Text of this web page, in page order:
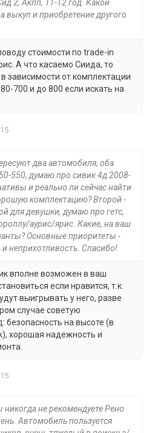
2, Акпп, 11-12 год. Какой
выкуп и приобретение другого
стоимости по trade-in
А что касаемо Сиида, то
от комплектации
700 и до 800 если искать на
два автомобиля, оба
550, думаю про сивик 4д 2008-
и реально ли сейчас найти
комплектацию? Второй -
для девушки, думаю про гетс,
аурис/ярис. Какие, на ваш
Основные приоритеты -
неприхотливость. Спасибо!
вполне возможен в ваш
если нравится, т.к.
выигрывать у него, разве
случае советую
безопасность на высоте (в
хорошая надежность и
не рекомендуете Рено
Автомобиль пользуется